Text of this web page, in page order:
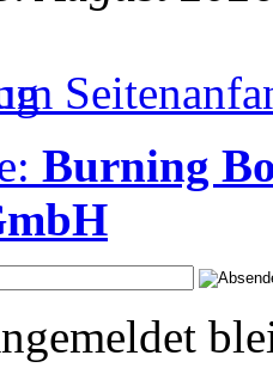
Burning